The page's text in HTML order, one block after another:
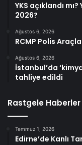
YKS açıklandı
2026?
Ağustos 6, 2026
RCMP Polis
Ağustos 6, 2026
İstanbul’da
tahliye edildi
Rastgele Haberler
Temmuz 1, 2026
Edirne’de Kanlı